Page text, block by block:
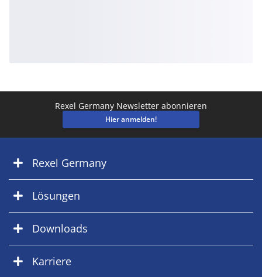
Rexel Germany Newsletter abonnieren
Hier anmelden!
Rexel Germany
Lösungen
Downloads
Karriere